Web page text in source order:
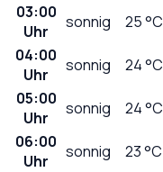
03:00
Uhr
sonnig 25°C
04:00
Uhr
sonnig 24°C
05:00
Uhr
sonnig 24°C
06:00
Uhr
sonnig 23°C